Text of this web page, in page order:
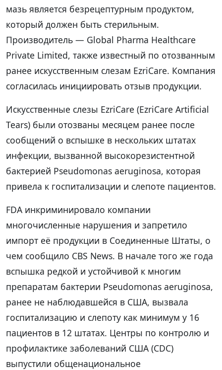
мазь является безрецептурным продуктом,
который должен быть стерильным.
Производитель — Global Pharma Healthcare
Private Limited, также известный по отозванным
ранее искусственным слезам EzriCare. Компания
согласилась инициировать отзыв продукции.
Искусственные слезы EzriCare (EzriCare Artificial
Tears) были отозваны месяцем ранее после
сообщений о вспышке в нескольких штатах
инфекции, вызванной высокорезистентной
бактерией Pseudomonas aeruginosa, которая
привела к госпитализации и слепоте пациентов.
FDA инкриминировало компании
многочисленные нарушения и запретило
импорт её продукции в Соединенные Штаты, о
чем сообщило CBS News. В начале того же года
вспышка редкой и устойчивой к многим
препаратам бактерии Pseudomonas aeruginosa,
ранее не наблюдавшейся в США, вызвала
госпитализацию и слепоту как минимум у 16
пациентов в 12 штатах. Центры по контролю и
профилактике заболеваний США (CDC)
выпустили общенациональное